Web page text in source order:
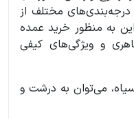
مختلف از
به منظور خرید عمده
و ویژگی‌های کیفی
می‌توان به درشت و